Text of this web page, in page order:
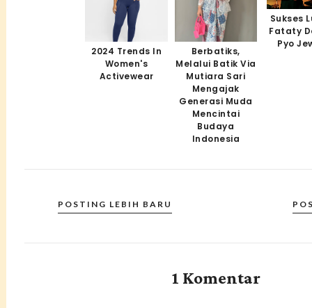
2024 Trends In
Women's
Activewear
Berbatiks,
Melalui Batik Via
Mutiara Sari
Mengajak
Generasi Muda
Mencintai
Budaya
Indonesia
Sukses
Fataty
Pyo
POSTING LEBIH BARU
1 Komentar